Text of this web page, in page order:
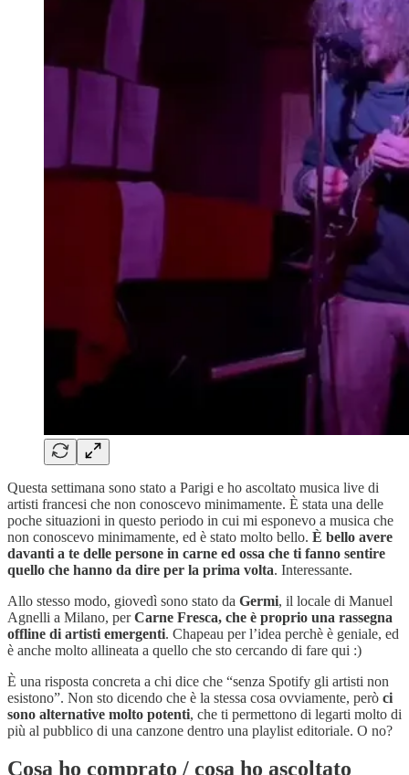
Questa settimana sono stato a Parigi e ho ascoltato musica live di
artisti francesi che non conoscevo minimamente. È stata una delle
poche situazioni in questo periodo in cui mi esponevo a musica che
non conoscevo minimamente, ed è stato molto bello. È bello avere
davanti a te delle persone in carne ed ossa che ti fanno sentire
quello che hanno da dire per la prima volta. Interessante.
Allo stesso modo, giovedì sono stato da Germi, il locale di Manuel
Agnelli a Milano, perCarne Fresca, che è proprio una rassegna
offline di artisti emergenti. Chapeau per l’idea perchè è geniale, ed
è anche molto allineata a quello che sto cercando di fare qui :)
È una risposta concreta a chi dice che “senza Spotify gli artisti non
esistono”. Non sto dicendo che è la stessa cosa ovviamente, però ci
sono alternative molto potenti, che ti permettono di legarti molto di
più al pubblico di una canzone dentro una playlist editoriale. O no?
Cosa ho comprato / cosa ho ascoltato